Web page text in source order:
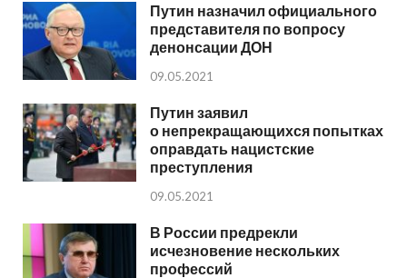
Путин назначил официального
представителя по вопросу
денонсации ДОН
09.05.2021
Путин заявил
о непрекращающихся попытках
оправдать нацистские
преступления
09.05.2021
В России предрекли
исчезновение нескольких
профессий